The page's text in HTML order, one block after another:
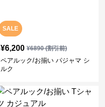
SALE
¥6,200 ¥6890(割引前)
ペアルック/お揃い パジャマ シ
ルク